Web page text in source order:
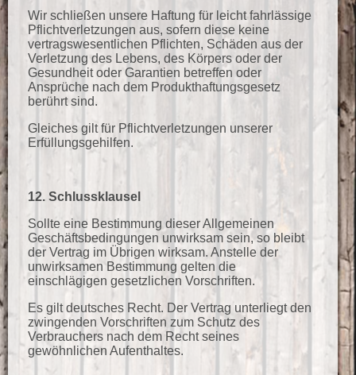
Wir schließen unsere Haftung für leicht fahrlässige
Pflichtverletzungen aus, sofern diese keine
vertragswesentlichen Pflichten, Schäden aus der
Verletzung des Lebens, des Körpers oder der
Gesundheit oder Garantien betreffen oder
Ansprüche nach dem Produkthaftungsgesetz
berührt sind.
Gleiches gilt für Pflichtverletzungen unserer
Erfüllungsgehilfen.
12. Schlussklausel
Sollte eine Bestimmung dieser Allgemeinen
Geschäftsbedingungen unwirksam sein, so bleibt
der Vertrag im Übrigen wirksam. Anstelle der
unwirksamen Bestimmung gelten die
einschlägigen gesetzlichen Vorschriften.
Es gilt deutsches Recht. Der Vertrag unterliegt den
zwingenden Vorschriften zum Schutz des
Verbrauchers nach dem Recht seines
gewöhnlichen Aufenthaltes.